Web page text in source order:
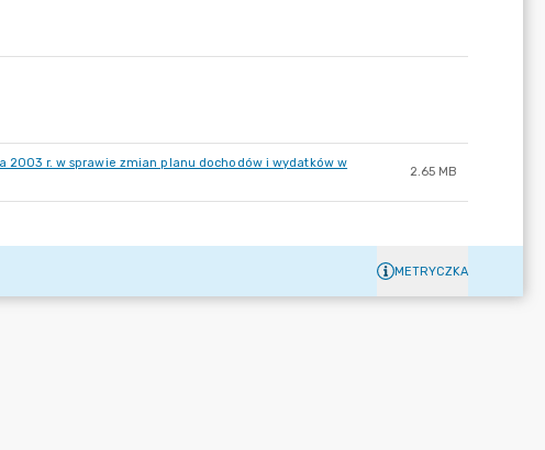
2003 r. w sprawie zmian planu dochodów i wydatków w
2.65 MB
METRYCZKA